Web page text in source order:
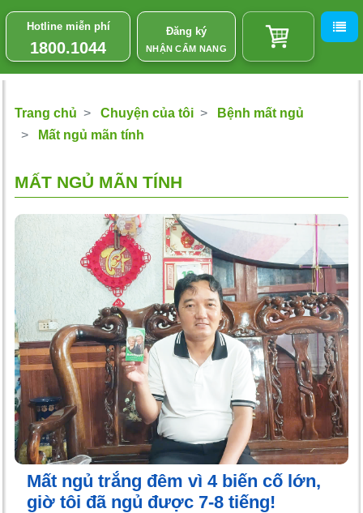
Hotline miễn phí
1800.1044
Đăng ký
NHẬN CẨM NANG
Trang chủ Chuyện của tôi
Bệnh mất ngủ
Mất ngủ mãn tính
MẤT NGỦ MÃN TÍNH
Mất ngủ trắng đêm vì 4 biến cố lớn,
giờ tôi đã ngủ được 7-8 tiếng!